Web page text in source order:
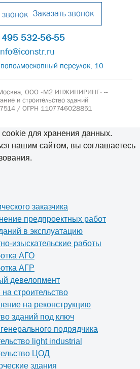
Заказать звонок
495 532-56-55
переулок, 10
ООО «М2 ИНЖИНИРИНГ» --
и строительство зданий
/ ОГРН 1107746028851
для хранения данных.
нашим сайтом, вы соглашаетесь
заказчика
предпроектных работ
в эксплуатацию
изыскательские работы
АГО
АГР
девелопмент
строительство
на реконструкцию
зданий под ключ
подрядчика
light industrial
ЦОД
здания